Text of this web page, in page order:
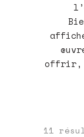
offrir,
11